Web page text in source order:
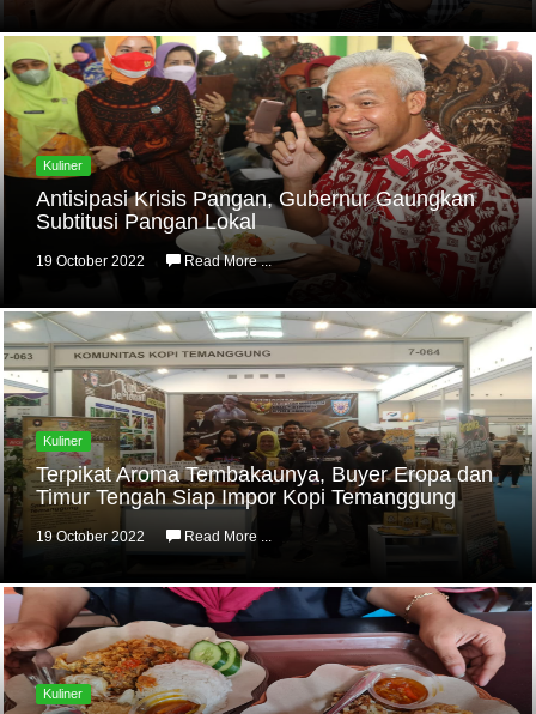
Kuliner
Antisipasi Krisis Pangan, Gubernur Gaungkan
Subtitusi Pangan Lokal
19 October 2022 Read More ...
Kuliner
Terpikat Aroma Tembakaunya, Buyer Eropa dan
Timur Tengah Siap Impor Kopi Temanggung
19 October 2022 Read More ...
Kuliner